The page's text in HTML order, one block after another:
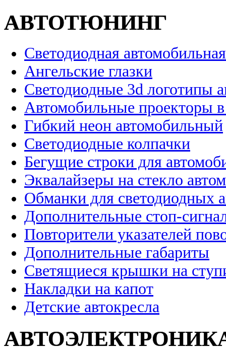
АВТОТЮНИНГ
Светодиодная
Ангельские глазки
Светодиодные 3d логотипы
Автомобильные проекторы
Гибкий неон автомобильный
Светодиодные колпачки
Бегущие строки для
Эквалайзеры на стекло
Обманки для светодиодных
Дополнительные стоп-
Повторители указателей
Дополнительные габариты
Светящиеся крышки на
Накладки на капот
Детские автокресла